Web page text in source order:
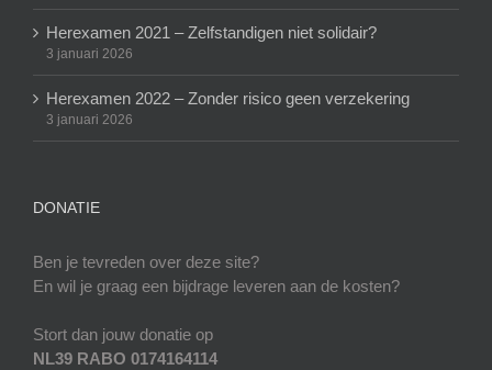
Herexamen 2021 – Zelfstandigen niet solidair?
3 januari 2026
Herexamen 2022 – Zonder risico geen verzekering
3 januari 2026
DONATIE
Ben je tevreden over deze site?
En wil je graag een bijdrage leveren aan de kosten?
Stort dan jouw donatie op
NL39 RABO 0174164114